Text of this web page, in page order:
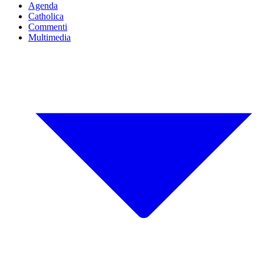
Agenda
Catholica
Commenti
Multimedia